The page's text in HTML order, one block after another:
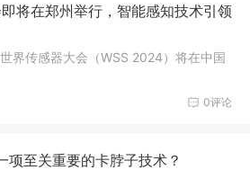
将在郑州举行，智能感知技术引领
界传感器大会（WSS 2024）将在中国
0评论
项至关重要的卡脖子技术？